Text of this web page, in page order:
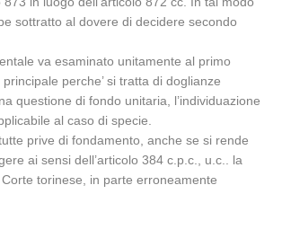
sottratto al dovere di decidere secondo
va esaminato unitamente al primo
perche’ si tratta di doglianze
questione di fondo unitaria, l’individuazione
al caso di specie.
prive di fondamento, anche se si rende
ai sensi dell’articolo 384 c.p.c., u.c.. la
torinese, in parte erroneamente